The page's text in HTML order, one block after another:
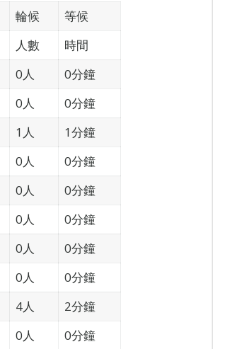
輪候
等候
人數
時間
0人
0分鐘
0人
0分鐘
1人
1分鐘
0人
0分鐘
0人
0分鐘
0人
0分鐘
0人
0分鐘
0人
0分鐘
4人
2分鐘
0人
0分鐘